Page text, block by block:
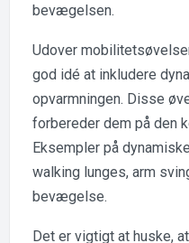
bevægelsen.
Udover
god idé at inkludere
opvarmningen. Disse
forbereder dem på den
Eksempler på
walking lunges, arm
bevægelse.
Det er vigtigt at huske,